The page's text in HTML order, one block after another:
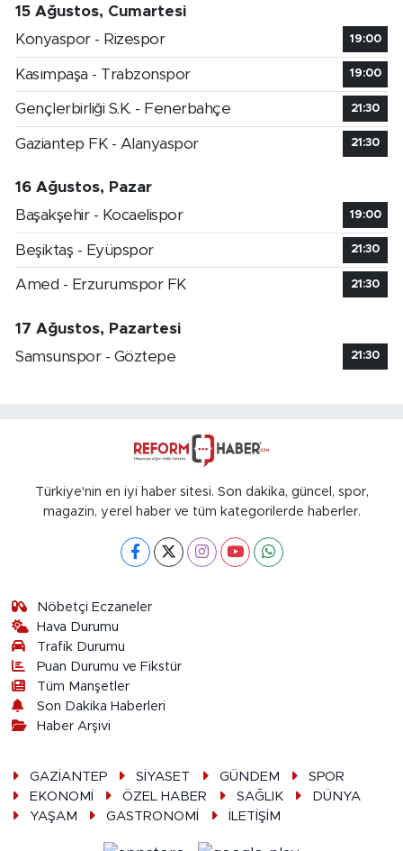
15 Ağustos, Cumartesi
Konyaspor - Rizespor
19:00
Kasımpaşa - Trabzonspor 19:00
Gençlerbirliği S.K. - Fenerbahçe 21:30
Gaziantep FK - Alanyaspor 21:30
16 Ağustos, Pazar
Başakşehir - Kocaelispor
19:00
Beşiktaş - Eyüpspor 21:30
Amed - Erzurumspor FK 21:30
17 Ağustos, Pazartesi
Samsunspor - Göztepe
21:30
Türkiye'nin en iyi haber sitesi. Son dakika, güncel, spor,
magazin, yerel haber ve tüm kategorilerde haberler.
Nöbetçi Eczaneler
Hava Durumu
Trafik Durumu
Puan Durumu ve Fikstür
Tüm Manşetler
Son Dakika Haberleri
Haber Arşivi
GAZİANTEP SİYASET GÜNDEM
SPOR
EKONOMİ
ÖZEL HABER SAĞLIK
DÜNYA
YAŞAM
GASTRONOMİ İLETİŞİM